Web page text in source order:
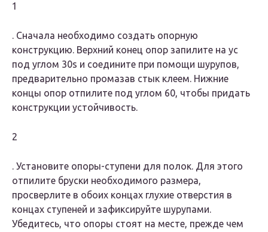
1
. Сначала необходимо создать опорную
конструкцию. Верхний конец опор запилите на ус
под углом 30s и соедините при помощи шурупов,
предварительно промазав стык клеем. Нижние
концы опор отпилите под углом 60, чтобы придать
конструкции устойчивость.
2
. Установите опоры-ступени для полок. Для этого
отпилите бруски необходимого размера,
просверлите в обоих концах глухие отверстия в
концах ступеней и зафиксируйте шурупами.
Убедитесь, что опоры стоят на месте, прежде чем